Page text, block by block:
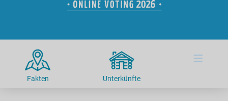
Radtouren am See
Kitesurfen
Kanu- & Kajaktouren
Badeseen in Deutschland
Urlaub an der Küste
Unterkünfte
Hotels am See
Ferienwohnungen
Camping am See
Top-Hotels
Seen in Deutschland
Seen in Europa
Fakten Unterkünfte
≡